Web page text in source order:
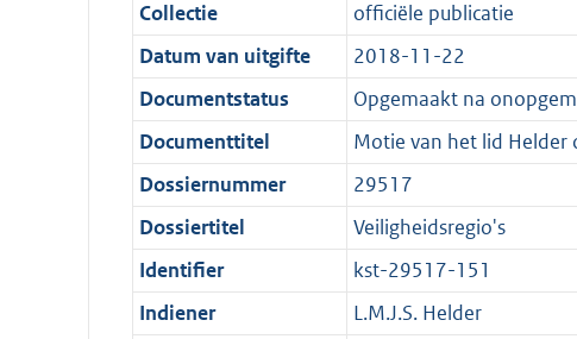
i
e
i
n
f
o
r
m
a
a
3
5
K
b
t
i
e
i
n
f
o
r
m
a
:
7
K
b
a
t
i
e
i
n
f
o
r
m
e
:
3
K
b
c
a
t
i
e
i
n
f
o
r
t
e
:
2
K
b
d
s
g
r
o
o
t
t
e
:
n
d
s
g
r
o
t
t
e
Collectie
officiële publicatie
Datum van uitgifte
2018-11-22
Documentstatus
Opgemaakt na
Documenttitel
Motie van het lid Helder
Dossiernummer
29517
Dossiertitel
Veiligheidsregio's
Identifier
kst-29517-151
Indiener
L.M.J.S. Helder